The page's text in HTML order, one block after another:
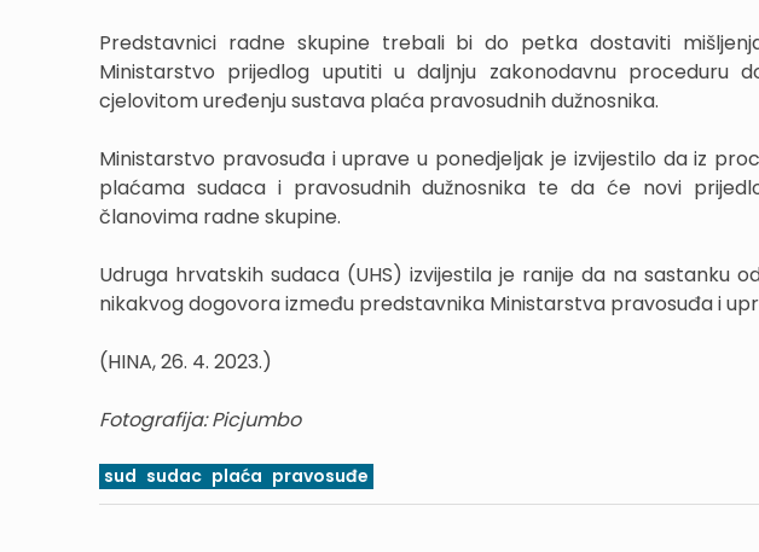
Predstavnici radne skupine trebali bi do petka dostaviti
Ministarstvo prijedlog uputiti u daljnju zakonodavnu proceduru
cjelovitom uređenju sustava plaća pravosudnih dužnosnika.
Ministarstvo pravosuđa i uprave u ponedjeljak je izvijestilo da iz
plaćama sudaca i pravosudnih dužnosnika te da će novi
članovima radne skupine.
Udruga hrvatskih sudaca (UHS) izvijestila je ranije da na sastanku
nikakvog dogovora između predstavnika Ministarstva pravosuđa i
(HINA, 26. 4. 2023.)
Fotografija: Picjumbo
sud sudac plaća pravosuđe